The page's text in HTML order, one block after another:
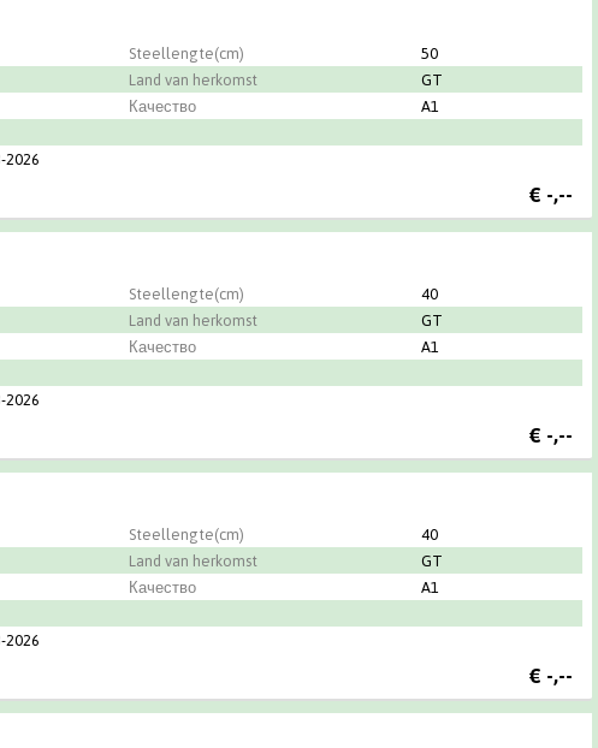
Steellengte(cm)
50
Land van herkomst
GT
Качество
A1
2026
€ -,--
Steellengte(cm)
40
Land van herkomst
GT
Качество
A1
2026
€ -,--
Steellengte(cm)
40
Land van herkomst
GT
Качество
A1
2026
€ -,--